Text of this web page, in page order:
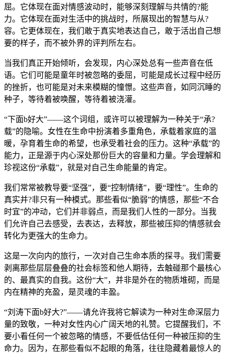
屈。它体现在面对情感波动时，能够深刻理解与共情的?能
力。它体现在面对生活中的挑战时，所展现出的智慧与从?
容。它更体现在，我们敢于真实地表达自己，敢于活出自己想
要的样子，而不被外界的评判所左右。
当我们真正开始倾听，会发现，内心深处总有一些声音在低
语。它们可能是童年时被忽略的委屈，可能是成长过程中经历
的挫折，也可能是对未来模糊的憧憬。这些声音，如同沉睡的
种子，等待着被唤醒，等待着被浇灌。
“下面b好大”——这个词组，或许可以被理解为一种关于“承?
载”的隐喻。女性在生命中扮演着多重角色，承载着家庭的温
暖，孕育着生命的希望，也承受着社会的压力。这种“承载”的
能力，正是源于内心深处那份巨大的容量和力量。学会理解和
珍视这份“承载”，就是对自己生命能量的肯定。
我们常常被教导要“坚强”，要“控制情绪”，要“理性”。生命的
真实并?非只有一种模式。那些看似“脆弱”的情感，那些“不合
时宜”的冲动，它们并非弱点，而是我们人性的一部分。当我
们允许自己去感受，去表达，去释放，那些被压抑的情感就会
转化为更强大的生命力。
这是一次向内的旅行，一次对自己生命本质的探寻。我们需要
剥离那些层层叠叠的社会标签和他人期待，去触碰那个最核心
的、最真实的自我。这份“大”，并非是外在的物质堆砌，而是
内在精神的充盈，是灵魂的丰盈。
“刘涛下面b好大?”——请允许我将它解读为一种对生命深层力
量的致敬，一种对女性内心广阔天地的礼赞。它提醒我们，不
要小看任何一个被忽略的情感，不要低估任何一种被压抑的生
命力。因为，在那些看似不起眼的角落，往往隐藏着最惊人的